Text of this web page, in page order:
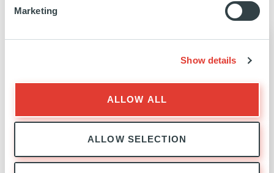
Marketing
Show details
ALLOW ALL
ALLOW SELECTION